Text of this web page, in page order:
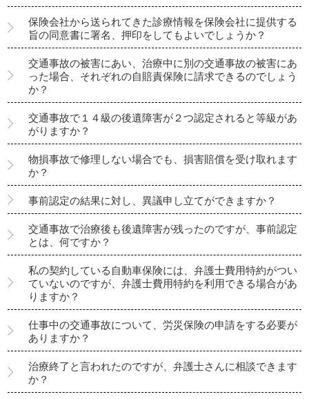
保険会社から送られてきた診療情報を保険会社に提供する
旨の同意書に署名、押印をしてもよいでしょうか？
交通事故の被害にあい、治療中に別の交通事故の被害にあ
った場合、それぞれの自賠責保険に請求できるのでしょう
か？
交通事故で１４級の後遺障害が２つ認定されると等級があ
がりますか？
物損事故で修理しない場合でも、損害賠償を受け取れます
か？
事前認定の結果に対し、異議申し立てができますか？
交通事故で治療後も後遺障害が残ったのですが、事前認定
とは、何ですか？
私の契約している自動車保険には、弁護士費用特約がつい
ていないのですが、弁護士費用特約を利用できる場合があ
りますか？
仕事中の交通事故について、労災保険の申請をする必要が
ありますか？
治療終了と言われたのですが、弁護士さんに相談できます
か？